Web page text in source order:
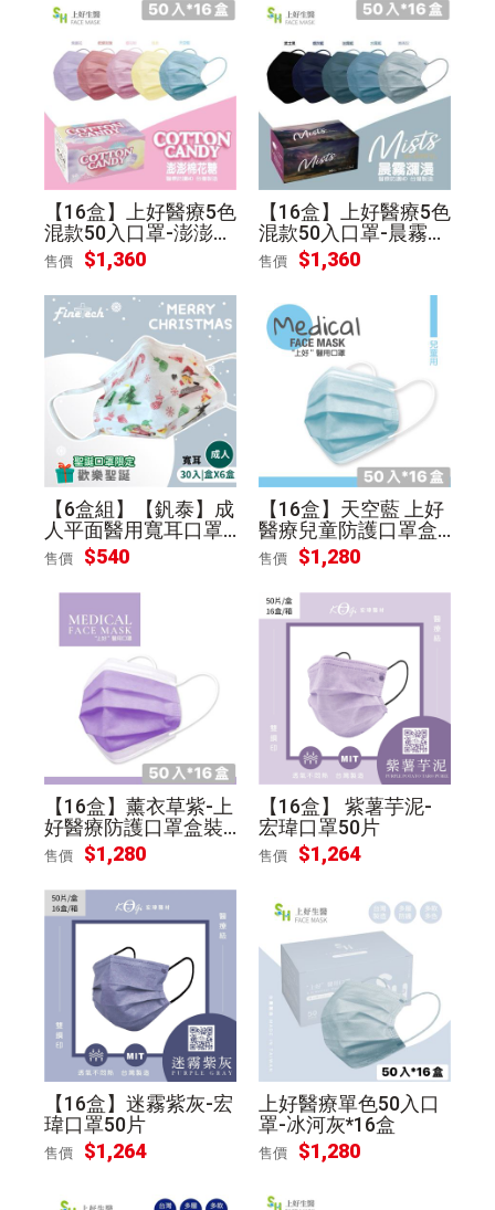
【16盒】上好醫療5色
混款50入口罩-澎澎棉
花糖
售價 $1,360
【16盒】上好醫療5色
混款50入口罩-晨霧瀰
漫
售價 $1,360
【6盒組】【釩泰】成
人平面醫用寬耳口罩
(30入/盒)歡樂聖誕
售價 $540
【16盒】天空藍 上好
醫療兒童防護口罩盒
裝50入
售價 $1,280
【16盒】薰衣草紫-上
好醫療防護口罩盒裝5
0入
售價 $1,280
【16盒】 紫薯芋泥-
宏瑋口罩50片
售價 $1,264
【16盒】迷霧紫灰-宏
瑋口罩50片
售價 $1,264
上好醫療單色50入口
罩-冰河灰*16盒
售價 $1,280